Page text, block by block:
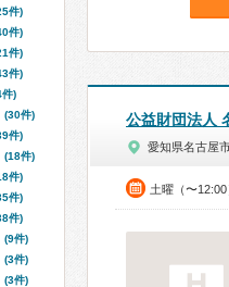
公益財団法人
愛知県名古屋
土曜（〜12:00
件)
件)
件)
件)
件)
(30件)
件)
(18件)
件)
件)
件)
(9件)
(3件)
(3件)